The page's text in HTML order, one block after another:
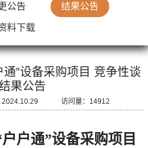
公告 结果公告
料下载
”设备采购项目 竞争性谈
果公告
访问量：14912
户通”设备采购项目